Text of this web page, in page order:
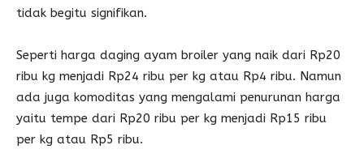
tidak begitu signifikan.
Seperti harga daging ayam broiler yang naik dari Rp20
ribu kg menjadi Rp24 ribu per kg atau Rp4 ribu. Namun
ada juga komoditas yang mengalami penurunan harga
yaitu tempe dari Rp20 ribu per kg menjadi Rp15 ribu
per kg atau Rp5 ribu.